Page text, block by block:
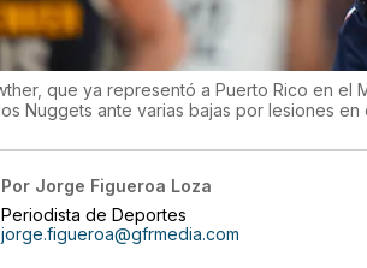
que ya representó a Puerto Rico en el
Nuggets ante varias bajas por lesiones en
Por Jorge Figueroa Loza
Periodista de Deportes
jorge.figueroa@gfrmedia.com